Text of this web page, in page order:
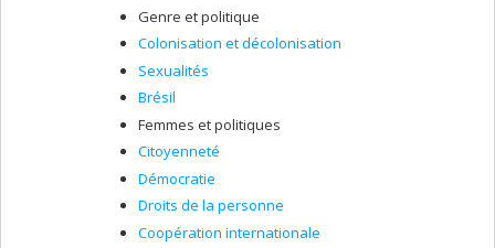
Genre et politique
Colonisation et décolonisation
Sexualités
Brésil
Femmes et politiques
Citoyenneté
Démocratie
Droits de la personne
Coopération internationale